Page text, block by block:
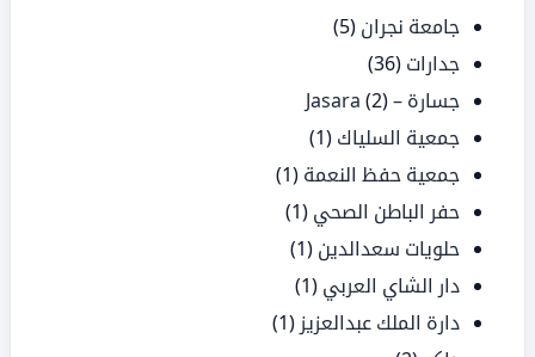
جامعة نجران (5)
جدارات (36)
جسارة – Jasara(2)
جمعية السلياك (1)
جمعية حفظ النعمة (1)
حفر الباطن الصحي (1)
حلويات سعدالدين (1)
دار الشاي العربي (1)
دارة الملك عبدالعزيز (1)